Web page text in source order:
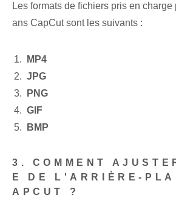
Les formats de fichiers pris en
ans CapCut sont les suivants :
MP4
JPG
PNG
GIF
BMP
3. COMMENT
E DE L'ARRIÈRE-
APCUT ?